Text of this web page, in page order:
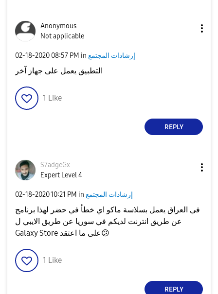
Anonymous
Not applicable
‎02-18-2020 08:57 PM in إرشادات المجتمع
التطبيق يعمل على جهاز آخر
1 Like
REPLY
S7adgeGx
Expert Level 4
‎02-18-202010:21 PM in إرشادات المجتمع
في العراق يعمل بسلاسة ماكو اي خطأ في حضر لهذا برنامج
عن طريق انترنت لديكم في سوريا عن طريق الايبي ل
Galaxy Store على ما اعتقد😕
1 Like
REPLY